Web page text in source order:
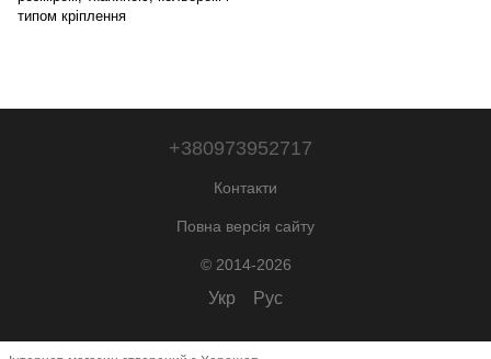
типом кріплення
+380973952717
Контакти
Повна версія сайту
© 2014-2026
Укр Рус